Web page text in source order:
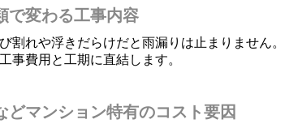
で変わる工事内容
割れや浮きだらけだと雨漏りは止まりませ
事費用と工期に直結します。
マンション特有のコスト要因